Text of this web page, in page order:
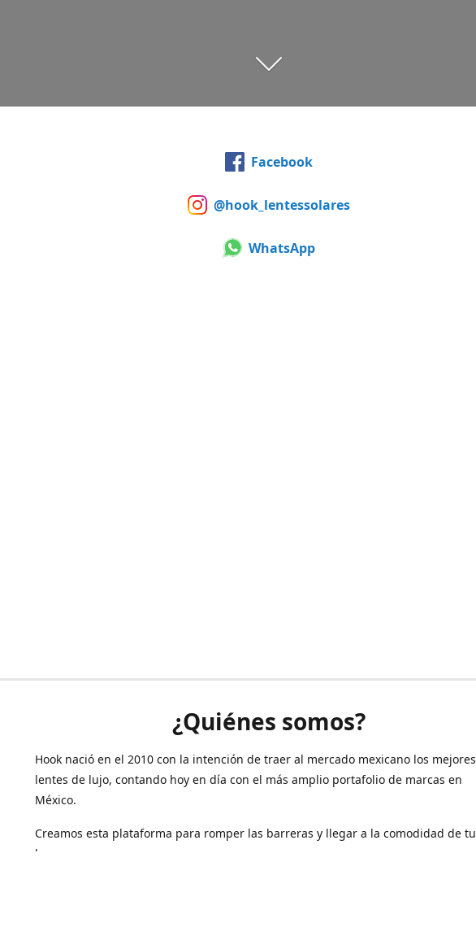
Facebook
@hook_lentessolares
WhatsApp
¿Quiénes somos?
Hook nació en el 2010 con la intención de traer al mercado mexicano los mejores
lentes de lujo, contando hoy en día con el más amplio portafolio de marcas en
México.
Creamos esta plataforma para romper las barreras y llegar a la comodidad de tu
hogar.